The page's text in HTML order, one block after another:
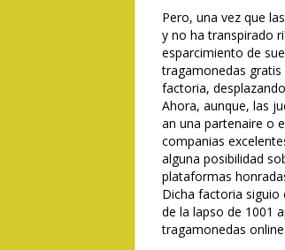
Pero, una vez que
y no ha transpirado
esparcimiento de
tragamonedas
factoria,
Ahora, aunque, las
an una partenaire o
companias
alguna posibilidad
plataformas
Dicha factoria
de la lapso de 1001
tragamonedas online.